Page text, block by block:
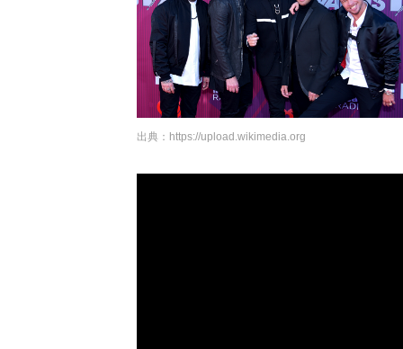
出典： https://upload.wikimedia.org